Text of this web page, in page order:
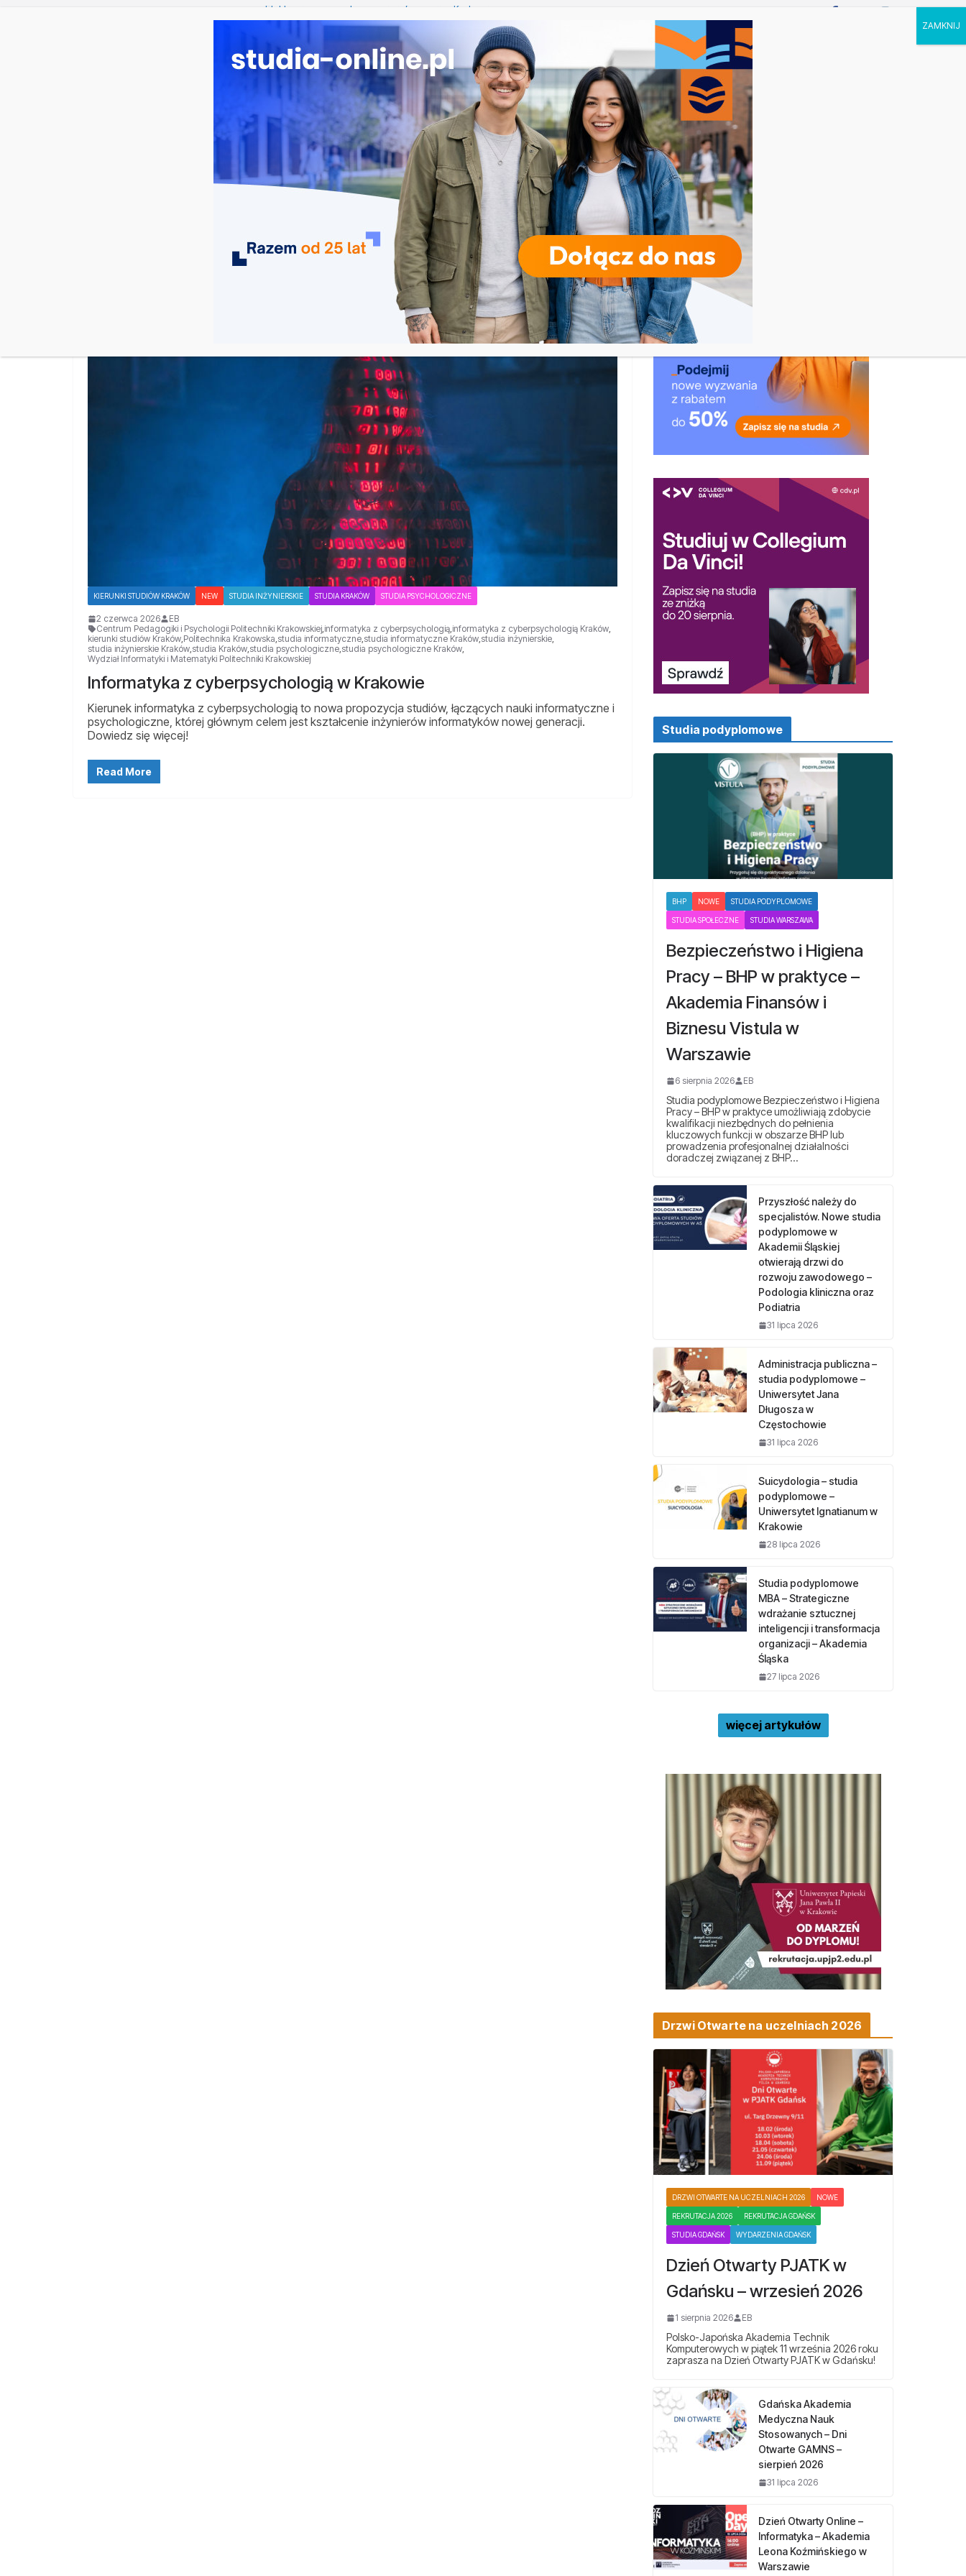
Prawo w Łomży
Pedagogika przedszkolna i wczesnoszkolna w Skierniewicach
Kosmetologia w Opolu
Logistyka – studia inżynierskie na Uniwersytecie Szczecińskim
UCZELNIE KIERUNKI RODZAJE STUDIÓW REKRUTACJA DRZWI OTWARTE TOP STUDIA KALENDARZ
informatyka z cyberpsychologią
KIERUNKI STUDIÓW KRAKÓW NEW STUDIA INŻYNIERSKIE STUDIA KRAKÓW STUDIA PSYCHOLOGICZNE
2 czerwca 2026
EB
Centrum Pedagogiki i Psychologii Politechniki Krakowskiej informatyka z cyberpsychologią informatyka z cyberpsychologią Kraków
kierunki studiów Kraków Politechnika Krakowska studia informatyczne studia informatyczne Kraków studia inżynierskie
studia inżynierskie Kraków studia Kraków studia psychologiczne studia psychologiczne Kraków
Wydział Informatyki i Matematyki Politechniki Krakowskiej
Informatyka z cyberpsychologią w Krakowie
Kierunek informatyka z cyberpsychologią to nowa propozycja studiów, łączących nauki informatyczne i
psychologiczne, której głównym celem jest kształcenie inżynierów informatyków nowej generacji.
Dowiedz się więcej!
Read More
Studia podyplomowe
BHP NOWE STUDIA PODYPLOMOWE
STUDIA SPOŁECZNE STUDIA WARSZAWA
Bezpieczeństwo i Higiena
Pracy – BHP w praktyce –
Akademia Finansów i
Biznesu Vistula w
Warszawie
6 sierpnia 2026 EB
Studia podyplomowe Bezpieczeństwo i Higiena
Pracy – BHP w praktyce umożliwiają zdobycie
kwalifikacji niezbędnych do pełnienia
kluczowych funkcji w obszarze BHP lub
prowadzenia profesjonalnej działalności
doradczej związanej z BHP…
Przyszłość należy do
specjalistów. Nowe studia
podyplomowe w
Akademii Śląskiej
otwierają drzwi do
rozwoju zawodowego –
Podologia kliniczna oraz
Podiatria
31 lipca 2026
Administracja publiczna –
studia podyplomowe –
Uniwersytet Jana
Długosza w
Częstochowie
31 lipca 2026
Suicydologia – studia
podyplomowe –
Uniwersytet Ignatianum w
Krakowie
28 lipca 2026
Studia podyplomowe
MBA – Strategiczne
wdrażanie sztucznej
inteligencji i transformacja
organizacji – Akademia
Śląska
27 lipca 2026
więcej artykułów
Drzwi Otwarte na uczelniach 2026
DRZWI OTWARTE NA UCZELNIACH 2026 NOWE
REKRUTACJA 2026 REKRUTACJA GDAŃSK
STUDIA GDAŃSK WYDARZENIA GDAŃSK
Dzień Otwarty PJATK w
Gdańsku – wrzesień 2026
1 sierpnia 2026 EB
Polsko-Japońska Akademia Technik
Komputerowych w piątek 11 września 2026 roku
zaprasza na Dzień Otwarty PJATK w Gdańsku!
Gdańska Akademia
Medyczna Nauk
Stosowanych – Dni
Otwarte GAMNS –
sierpień 2026
31 lipca 2026
Dzień Otwarty Online –
Informatyka – Akademia
Leona Koźmińskiego w
Warszawie